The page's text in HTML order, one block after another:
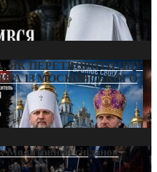
ЯК ПЕРЕТВОРИТИ ПЦУ
ІЗ МОСКОВСЬКОГО
Молитовний сніданок